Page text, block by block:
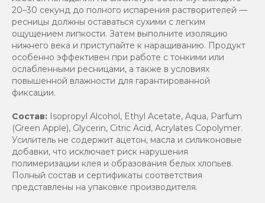
20–30 секунд до полного испарения растворителей —
ресницы должны оставаться сухими с легким
ощущением липкости. Затем выполните изоляцию
нижнего века и приступайте к наращиванию. Продукт
особенно эффективен при работе с тонкими или
ослабленными ресницами, а также в условиях
повышенной влажности для гарантированной
фиксации.
Состав: Isopropyl Alcohol, Ethyl Acetate, Aqua, Parfum
(Green Apple), Glycerin, Citric Acid, Acrylates Copolymer.
Усилитель не содержит ацетон, масла и силиконовые
добавки, что исключает риск нарушения
полимеризации клея и образования белых хлопьев.
Полный состав и сертификаты соответствия
представлены на упаковке производителя.